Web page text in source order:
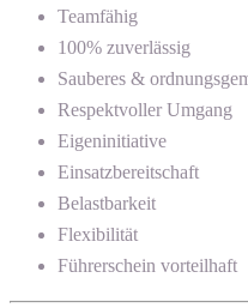
Teamfähig
100% zuverlässig
Sauberes &
Respektvoller Umgang
Eigeninitiative
Einsatzbereitschaft
Belastbarkeit
Flexibilität
Führerschein vorteilhaft